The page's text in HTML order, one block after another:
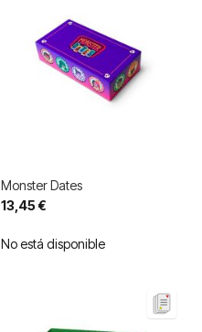
Monster Dates
13,45 €
No está disponible